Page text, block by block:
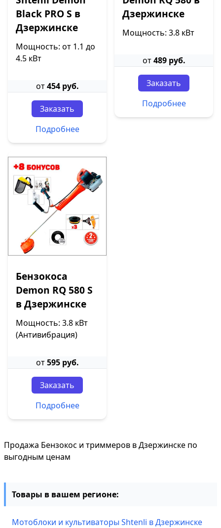
Black PRO S в
Дзержинске
Мощность: от 1.1 до
4.5 кВт
от454 руб.
Заказать
Подробнее
Дзержинске
Мощность: 3.8 кВт
от489 руб.
Заказать
Подробнее
Бензокоса
Demon RQ 580 S
в Дзержинске
Мощность: 3.8 кВт
(Антивибрация)
от595 руб.
Заказать
Подробнее
Продажа Бензокос и триммеров в Дзержинске по
выгодным ценам
Товары в вашем регионе:
Мотоблоки и культиваторы Shtenli в Дзержинске